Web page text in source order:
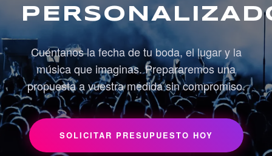
Cuéntanos la fecha de tu boda, el lugar y la
música que imaginas. Prepararemos una
propuesta a vuestra medida sin compromiso.
SOLICITAR PRESUPUESTO HOY